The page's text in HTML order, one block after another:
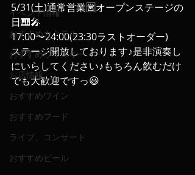
イベント情報
おすすめカクテル
おすすめウィスキー
お店情報
おすすめワイン
おすすめフード
ライブ、コンサート
おすすめビール
5/31(土)通常営業🈺オープンステージの
日🎹🎤
17:00〜24:00(23:30ラストオーダー)
ステージ開放しております♪是非演奏し
にいらしてください♪もちろん飲むだけ
でも大歓迎ですっ😃